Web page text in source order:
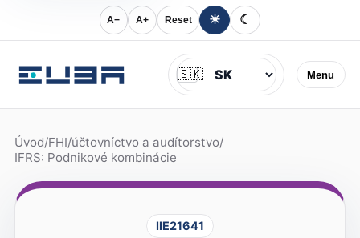
A− A+ Reset ☀ ☾
Menu
Jazyk
🇸🇰
Úvod/FHI/účtovníctvo a audítorstvo/
IFRS: Podnikové kombinácie
IIE21641